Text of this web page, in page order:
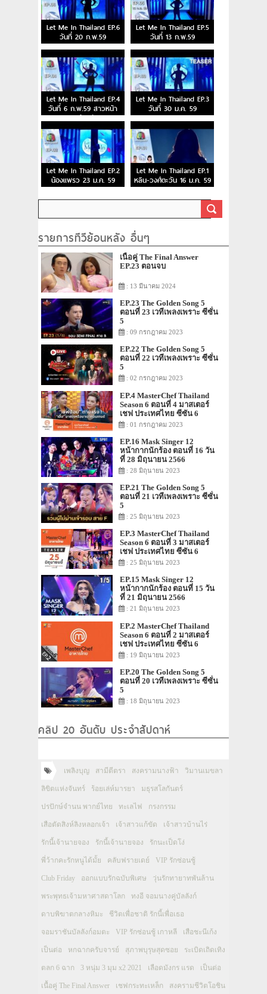
Let Me In Thailand EP.6
วันที่ 20 ก.พ.59
Let Me In Thailand EP.5
วันที่ 13 ก.พ.59
Let Me In Thailand EP.4
วันที่ 6 ก.พ.59 สาวหน้า
ยาวผู้อาภัพ
Let Me In Thailand EP.3
วันที่ 30 ม.ค. 59
Let Me In Thailand EP.2
น้องแพรว 23 ม.ค. 59
Let Me In Thailand EP.1
หลิน-วงศ์ตะวัน 16 ม.ค. 59
รายการทีวีย้อนหลัง อื่นๆ
เนื้อคู่ The Final Answer
EP.23 ตอนจบ
: 13 มีนาคม 2024
EP.23 The Golden Song 5
ตอนที่ 23 เวทีเพลงเพราะ ซีซั่น
5
: 09 กรกฎาคม 2023
EP.22 The Golden Song 5
ตอนที่ 22 เวทีเพลงเพราะ ซีซั่น
5
: 02 กรกฎาคม 2023
EP.4 MasterChef Thailand
Season 6 ตอนที่ 4 มาสเตอร์
เชฟ ประเทศไทย ซีซัน 6
: 01 กรกฎาคม 2023
EP.16 Mask Singer 12
หน้ากากนักร้อง ตอนที่ 16 วัน
ที่ 28 มิถุนายน 2566
: 28 มิถุนายน 2023
EP.21 The Golden Song 5
ตอนที่ 21 เวทีเพลงเพราะ ซีซั่น
5
: 25 มิถุนายน 2023
EP.3 MasterChef Thailand
Season 6 ตอนที่ 3 มาสเตอร์
เชฟ ประเทศไทย ซีซัน 6
: 25 มิถุนายน 2023
EP.15 Mask Singer 12
หน้ากากนักร้อง ตอนที่ 15 วัน
ที่ 21 มิถุนายน 2566
: 21 มิถุนายน 2023
EP.2 MasterChef Thailand
Season 6 ตอนที่ 2 มาสเตอร์
เชฟ ประเทศไทย ซีซัน 6
: 19 มิถุนายน 2023
EP.20 The Golden Song 5
ตอนที่ 20 เวทีเพลงเพราะ ซีซั่น
5
: 18 มิถุนายน 2023
คลิป 20 อันดับ ประจำสัปดาห์
เพลิงบุญ สามีตีตรา สงครามนางฟ้า วิมานเมขลา
ลิขิตแห่งจันทร์ ร้อยเล่ห์มารยา มธุรสโลกันตร์
ปรปักษ์จำนน พากย์ไทย ทะเลไฟ กรงกรรม
เสือตัดสิงห์ลิงหลอกเจ้า เจ้าสาวแก้ขัด เจ้าสาวบ้านไร่
รักนี้เจ้านายจอง รักนี้เจ้านายจอง รักนะเป็ดโง่
พี่ว้ากคะรักหนูได้มั้ย คลับฟรายเดย์ VIP รักซ่อนชู้
Club Friday ออกแบบรักฉบับพิเศษ วุ่นรักทายาทพันล้าน
พระพุทธเจ้ามหาศาสดาโลก ทงอี จอมนางคู่บัลลังก์
ดาบพิฆาตกลางหิมะ ชีวิตเพื่อชาติ รักนี้เพื่อเธอ
จอมราชันบัลลังก์อมตะ VIP รักซ่อนชู้ เกาหลี เสือชะนีเก้ง
เป็นต่อ หกฉากครับจารย์ สุภาพบุรุษสุดซอย ระเบิดเถิดเทิง
ตลก 6 ฉาก 3 หนุ่ม 3 มุม x2 2021 เลือดมังกร แรด เป็นต่อ
เนื้อคู่ The Final Answer เชฟกระทะเหล็ก สงครามชีวิตโอชิน